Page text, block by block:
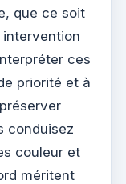
que ce soit
ces
priorité et à
conduisez
couleur et
méritent